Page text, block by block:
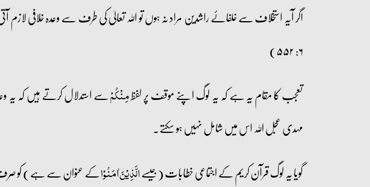
اگر آیہ استخلاف سے خلفائے راشدین مراد نہ ہوں تو اللہ تعالیٰ کی طرف سے وعدہ خلافی
۶: ۵۵۲)
تعجب کا مقام یہ ہے کہ یہ لوگ اپنے موقف پر لفظمِنۡکُمۡسے استدلال کرتے ہیں کہ یہ
مہدی عجل اللہ اس میں شامل نہیں ہو سکتے۔
گویا یہ لوگ قرآن کریم کے اجتماعی خطابات (جیسےالَّذِیۡنَ اٰمَنُوۡاکے عنوان سے ہے) کو صرف